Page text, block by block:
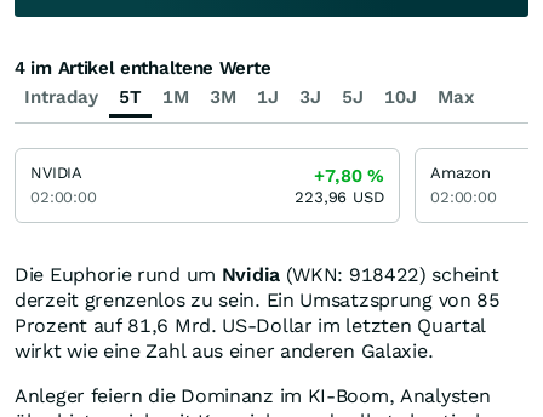
Die Euphorie rund um Nvidia (WKN: 918422) scheint
derzeit grenzenlos zu sein. Ein Umsatzsprung von 85
Prozent auf 81,6 Mrd. US-Dollar im letzten Quartal
wirkt wie eine Zahl aus einer anderen Galaxie.
Anleger feiern die Dominanz im KI-Boom, Analysten
Intraday 5T 1M 3M 1J 3J 5J 10J Max
4 im Artikel enthaltene Werte
NVIDIA
02:00:00
+7,80%
223,96 USD
Amazon
02:00:00